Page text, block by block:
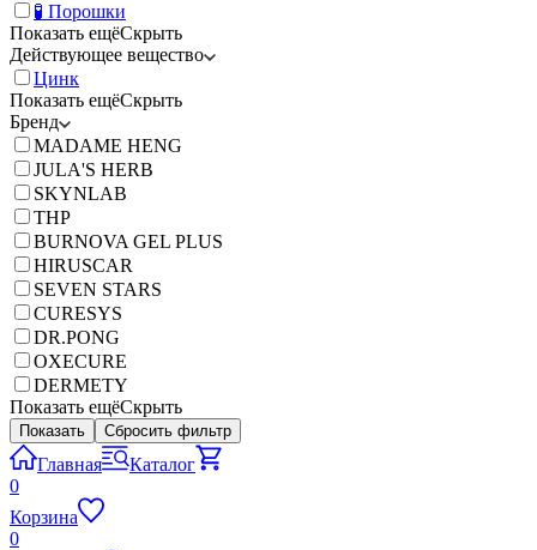
🧪 Порошки
Показать ещёСкрыть
Действующее вещество
Цинк
Показать ещёСкрыть
Бренд
MADAME HENG
JULA'S HERB
SKYNLAB
THP
BURNOVA GEL PLUS
HIRUSCAR
SEVEN STARS
CURESYS
DR.PONG
OXECURE
DERMETY
Показать ещёСкрыть
Показать Сбросить фильтр
Главная
Каталог
0
Корзина
0